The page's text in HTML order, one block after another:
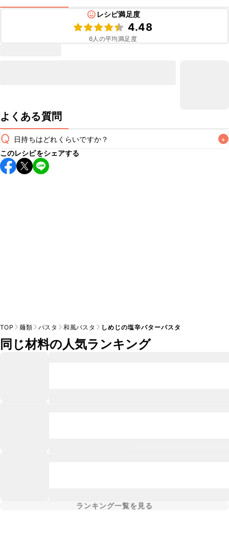
レシピ満足度
4.48
6人の平均満足度
よくある質問
Q 日持ちはどれくらいですか？ +
こちらのレシピは出来たてをお召し上がりいただくことをお
すすめします。
このレシピをシェアする
TOP 麺類 パスタ 和風パスタ しめじの塩辛バターパスタ
同じ材料の人気ランキング
ランキング一覧を見る